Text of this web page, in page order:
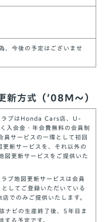
、今後の予定はございませ
方式（’08M～）
ラブはHonda Cars店、U-
入会金・年会費無料の会員制
員サービスの一環として初回
新サービスを、それ以外の
図更新サービスをご提供いた
ブ地図更新サービスは会員
してご登録いただいている
でのみご提供いたします。
ナビの生産終了後、5年目ま
する予定です。